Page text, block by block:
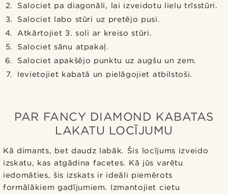
Salociet pa diagonāli, lai izveidotu lielu trīsstūri.
Salociet labo stūri uz pretējo pusi.
Atkārtojiet 3. soli ar kreiso stūri.
Salociet sānu atpakaļ.
Salociet apakšējo punktu uz augšu un zem.
Ievietojiet kabatā un pielāgojiet atbilstoši.
PAR FANCY DIAMOND KABATAS
LAKATU LOCĪJUMU
Kā dimants, bet daudz labāk. Šis locījums izveido
izskatu, kas atgādina facetes. Kā jūs varētu
iedomāties, šis izskats ir ideāli piemērots
formālākiem gadījumiem. Izmantojiet cietu